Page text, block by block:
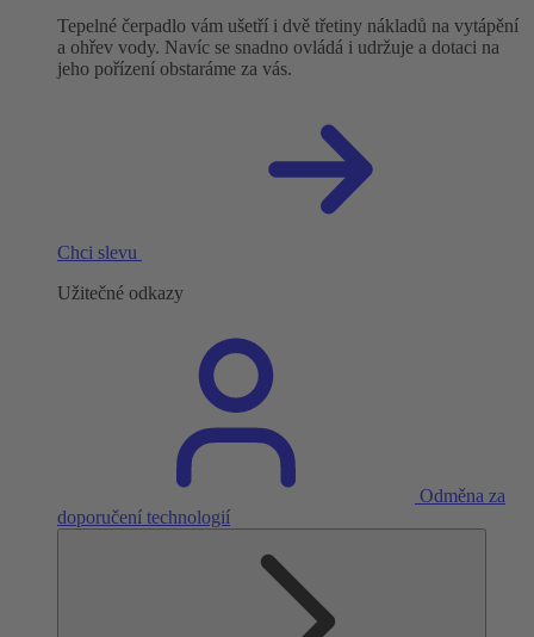
Tepelné čerpadlo vám ušetří i dvě třetiny nákladů na vytápění
a ohřev vody. Navíc se snadno ovládá i udržuje a dotaci na
jeho pořízení obstaráme za vás.
Chci slevu
Užitečné odkazy
Odměna za
doporučení technologií